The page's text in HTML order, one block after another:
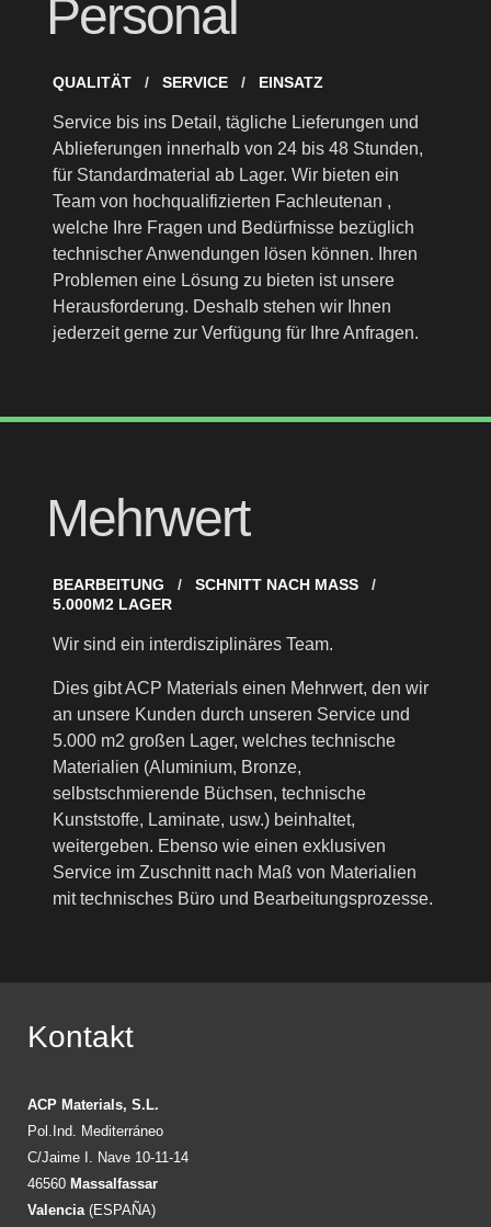
Personal
QUALITÄT SERVICE EINSATZ
Service bis ins Detail, tägliche Lieferungen und
Ablieferungen innerhalb von 24 bis 48 Stunden,
für Standardmaterial ab Lager. Wir bieten ein
Team von hochqualifizierten Fachleutenan ,
welche Ihre Fragen und Bedürfnisse bezüglich
technischer Anwendungen lösen können. Ihren
Problemen eine Lösung zu bieten ist unsere
Herausforderung. Deshalb stehen wir Ihnen
jederzeit gerne zur Verfügung für Ihre Anfragen.
Mehrwert
BEARBEITUNG
SCHNITT NACH MASS
5.000M2 LAGER
Wir sind ein interdisziplinäres Team.
Dies gibt ACP Materials einen Mehrwert, den wir
an unsere Kunden durch unseren Service und
5.000 m2 großen Lager, welches technische
Materialien (Aluminium, Bronze,
selbstschmierende Büchsen, technische
Kunststoffe, Laminate, usw.) beinhaltet,
weitergeben. Ebenso wie einen exklusiven
Service im Zuschnitt nach Maß von Materialien
mit technisches Büro und Bearbeitungsprozesse.
Kontakt
ACP Materials, S.L.
Pol.Ind. Mediterráneo
C/Jaime I. Nave 10-11-14
46560 Massalfassar
Valencia(ESPAÑA)